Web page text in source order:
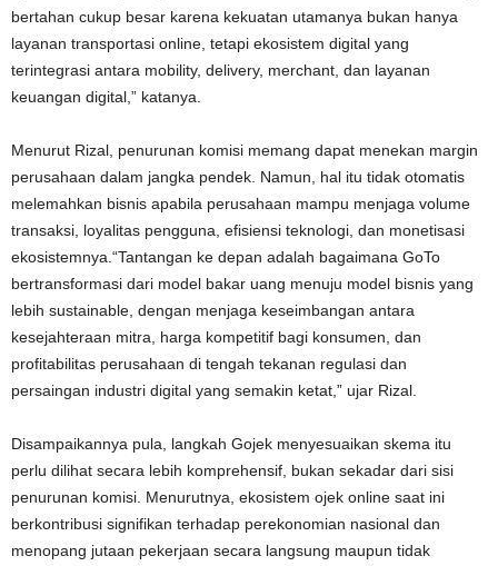
bertahan cukup besar karena kekuatan utamanya bukan hanya
layanan transportasi online, tetapi ekosistem digital yang
terintegrasi antara mobility, delivery, merchant, dan layanan
keuangan digital,” katanya.
Menurut Rizal, penurunan komisi memang dapat menekan margin
perusahaan dalam jangka pendek. Namun, hal itu tidak otomatis
melemahkan bisnis apabila perusahaan mampu menjaga volume
transaksi, loyalitas pengguna, efisiensi teknologi, dan monetisasi
ekosistemnya.“Tantangan ke depan adalah bagaimana GoTo
bertransformasi dari model bakar uang menuju model bisnis yang
lebih sustainable, dengan menjaga keseimbangan antara
kesejahteraan mitra, harga kompetitif bagi konsumen, dan
profitabilitas perusahaan di tengah tekanan regulasi dan
persaingan industri digital yang semakin ketat,” ujar Rizal.
Disampaikannya pula, langkah Gojek menyesuaikan skema itu
perlu dilihat secara lebih komprehensif, bukan sekadar dari sisi
penurunan komisi. Menurutnya, ekosistem ojek online saat ini
berkontribusi signifikan terhadap perekonomian nasional dan
menopang jutaan pekerjaan secara langsung maupun tidak